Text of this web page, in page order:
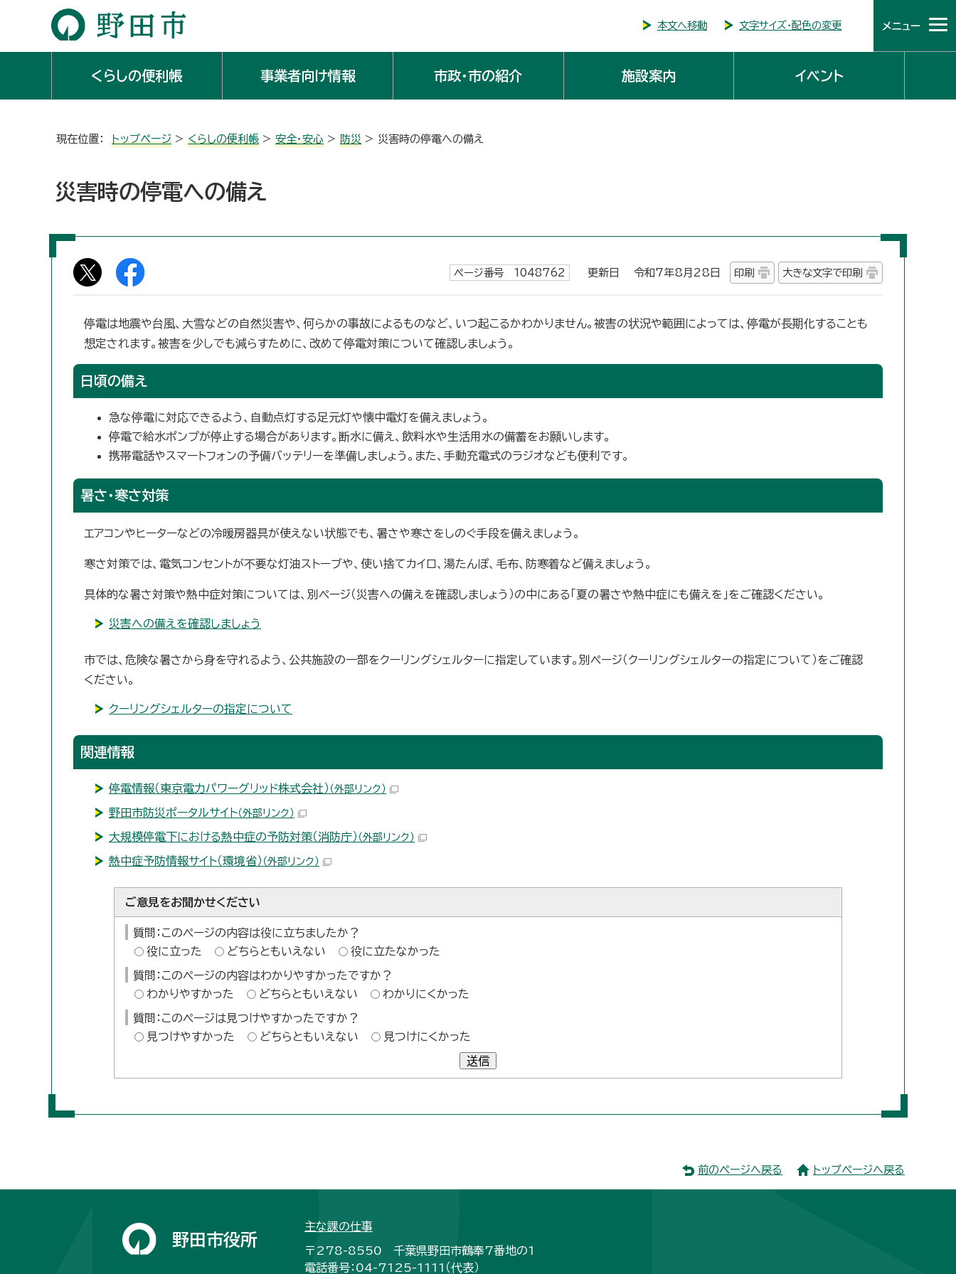
本文へ移動 文字サイズ・配色の変更 メニュー
くらしの便利帳 事業者向け情報 市政・市の紹介 施設案内 イベント
現在位置： トップページ > くらしの便利帳 > 安全・安心 > 防災 > 災害時の停電への備え
災害時の停電への備え
ページ番号 1048762 更新日 令和7年8月28日 印刷 大きな文字で印刷
停電は地震や台風、大雪などの自然災害や、何らかの事故によるものなど、いつ起こるかわかりません。被害の状況や範囲によっては、停電が長期化することも
想定されます。被害を少しでも減らすために、改めて停電対策について確認しましょう。
日頃の備え
急な停電に対応できるよう、自動点灯する足元灯や懐中電灯を備えましょう。
停電で給水ポンプが停止する場合があります。断水に備え、飲料水や生活用水の備蓄をお願いします。
携帯電話やスマートフォンの予備バッテリーを準備しましょう。また、手動充電式のラジオなども便利です。
暑さ・寒さ対策
エアコンやヒーターなどの冷暖房器具が使えない状態でも、暑さや寒さをしのぐ手段を備えましょう。
寒さ対策では、電気コンセントが不要な灯油ストーブや、使い捨てカイロ、湯たんぽ、毛布、防寒着など備えましょう。
具体的な暑さ対策や熱中症対策については、別ページ（災害への備えを確認しましょう）の中にある「夏の暑さや熱中症にも備えを」をご確認ください。
災害への備えを確認しましょう
市では、危険な暑さから身を守れるよう、公共施設の一部をクーリングシェルターに指定しています。別ページ（クーリングシェルターの指定について）をご確認
ください。
クーリングシェルターの指定について
関連情報
停電情報（東京電力パワーグリッド株式会社） （外部リンク）
野田市防災ポータルサイト（外部リンク）
大規模停電下における熱中症の予防対策（消防庁） （外部リンク）
熱中症予防情報サイト（環境省） （外部リンク）
ご意見をお聞かせください
質問：このページの内容は役に立ちましたか？
役に立った
どちらともいえない 役に立たなかった
質問：このページの内容はわかりやすかったですか？
わかりやすかった
どちらともいえない わかりにくかった
質問：このページは見つけやすかったですか？
見つけやすかった
どちらともいえない 見つけにくかった
送信
前のページへ戻る トップページへ戻る
野田市役所
主な課の仕事
〒278-8550 千葉県野田市鶴奉7番地の1
電話番号：04-7125-1111（代表）